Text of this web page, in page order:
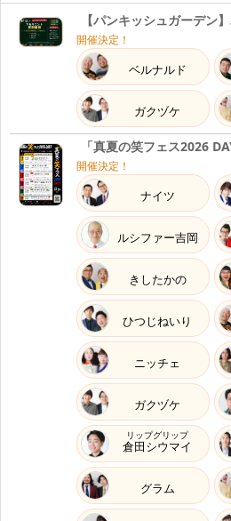
2026 Sat
16:00開演
『マセキ芸人コレクシ
【パンキッシュガーデン
開催決定！
ベルナルド
ガクヅケ
「真夏の笑フェス2026
開催決定！
ナイツ
ルシファー吉岡
きしたかの
ひつじねいり
ニッチェ
ガクヅケ
リップグリップ
倉田シウマイ
グラム